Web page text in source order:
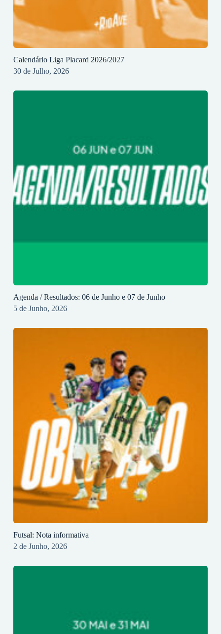
Calendário Liga Placard 2026/2027
30 de Julho, 2026
Agenda / Resultados: 06 de Junho e 07 de Junho
5 de Junho, 2026
Futsal: Nota informativa
2 de Junho, 2026